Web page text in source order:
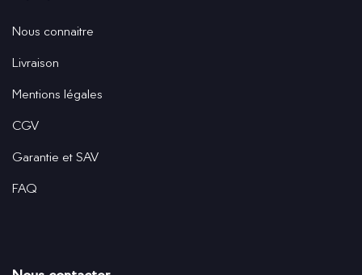
Nous connaitre
Livraison
Mentions légales
CGV
Garantie et SAV
FAQ